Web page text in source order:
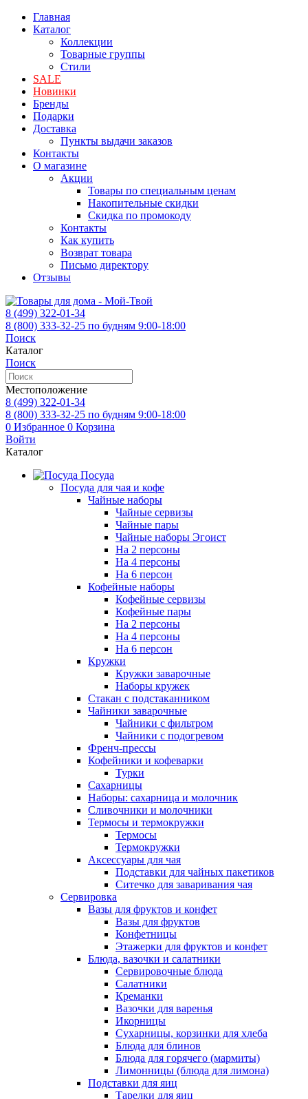
Главная
Каталог
Коллекции
Товарные группы
Стили
SALE
Новинки
Бренды
Подарки
Доставка
Пункты выдачи заказов
Контакты
О магазине
Акции
Товары по специальным ценам
Накопительные скидки
Скидка по промокоду
Контакты
Как купить
Возврат товара
Письмо директору
Отзывы
8 (499) 322-01-34
8 (800) 333-32-25 по будням 9:00-18:00
Поиск
Каталог
Поиск
Местоположение
8 (499) 322-01-34
8 (800) 333-32-25 по будням 9:00-18:00
0 Избранное 0 Корзина
Войти
Каталог
Посуда
Посуда для чая и кофе
Чайные наборы
Чайные сервизы
Чайные пары
Чайные наборы Эгоист
На 2 персоны
На 4 персоны
На 6 персон
Кофейные наборы
Кофейные сервизы
Кофейные пары
На 2 персоны
На 4 персоны
На 6 персон
Кружки
Кружки заварочные
Наборы кружек
Стакан с подстаканником
Чайники заварочные
Чайники с фильтром
Чайники с подогревом
Френч-прессы
Кофейники и кофеварки
Турки
Сахарницы
Наборы: сахарница и молочник
Сливочники и молочники
Термосы и термокружки
Термосы
Термокружки
Аксессуары для чая
Подставки для чайных пакетиков
Ситечко для заваривания чая
Сервировка
Вазы для фруктов и конфет
Вазы для фруктов
Конфетницы
Этажерки для фруктов и конфет
Блюда, вазочки и салатники
Сервировочные блюда
Салатники
Креманки
Вазочки для варенья
Икорницы
Сухарницы, корзинки для хлеба
Блюда для блинов
Блюда для горячего (мармиты)
Лимонницы (блюда для лимона)
Подставки для яиц
Тарелки для яиц